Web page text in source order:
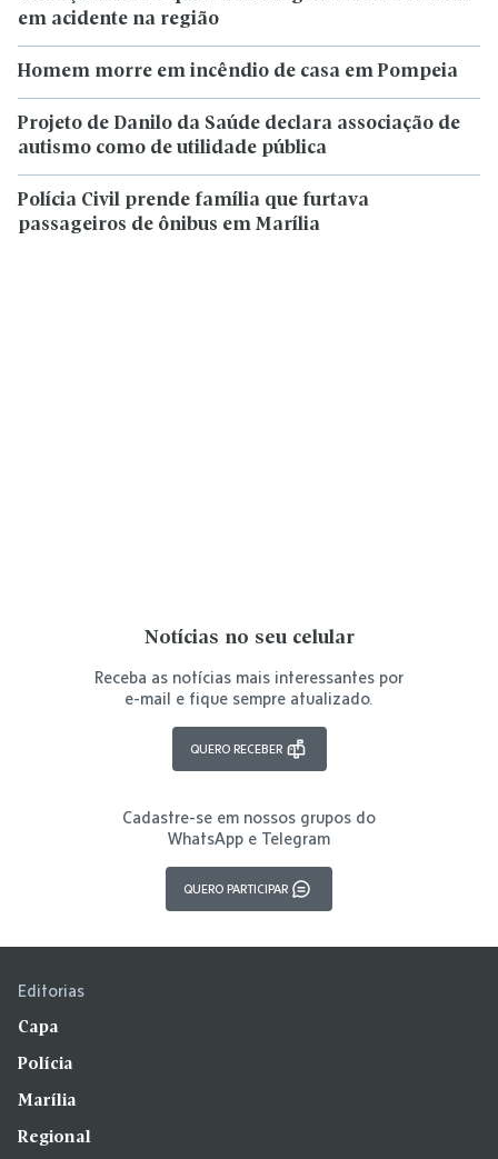
em acidente na região
Homem morre em incêndio de casa em Pompeia
Projeto de Danilo da Saúde declara associação de
autismo como de utilidade pública
Polícia Civil prende família que furtava
passageiros de ônibus em Marília
Notícias no seu celular
Receba as notícias mais interessantes por
e-mail e fique sempre atualizado.
QUERO RECEBER
Cadastre-se em nossos grupos do
WhatsApp e Telegram
QUERO PARTICIPAR
Editorias
Capa
Polícia
Marília
Regional